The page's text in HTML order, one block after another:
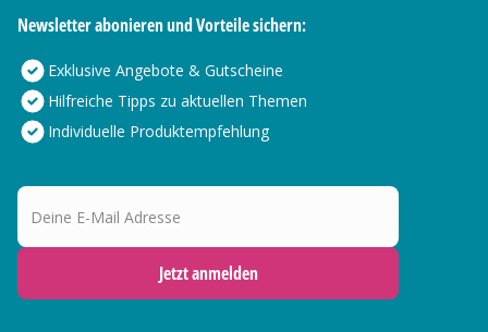
Newsletter abonieren und Vorteile sichern:
Exklusive Angebote & Gutscheine
Hilfreiche Tipps zu aktuellen Themen
Individuelle Produktempfehlung
Deine E-Mail Adresse
Jetzt anmelden